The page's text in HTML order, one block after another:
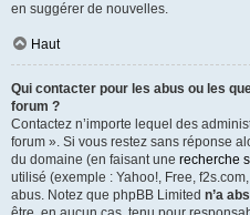
en suggérer de nouvelles.
Haut
Qui contacter pour les abus ou les
forum ?
Contactez n’importe lequel des
forum ». Si vous restez sans réponse
du domaine (en faisant une recherche
utilisé (exemple : Yahoo!, Free,
abus. Notez que phpBB Limited n’a